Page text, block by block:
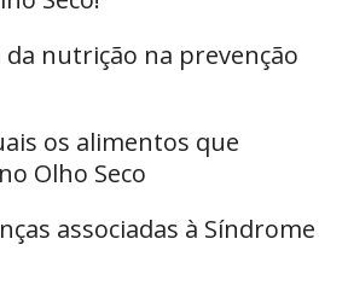
nutrição na prevenção
os alimentos que
Olho Seco
associadas à Síndrome